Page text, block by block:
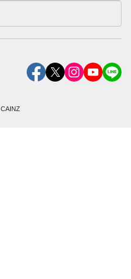
CAINZ